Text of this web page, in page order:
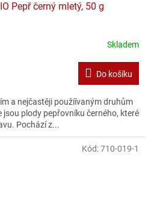
Pepř černý mletý, 50 g
Skladem
Do košíku
a nejčastěji použíívaným druhům
jsou plody pepřovníku černého, které
Pochází z...
Kód:710-019-1